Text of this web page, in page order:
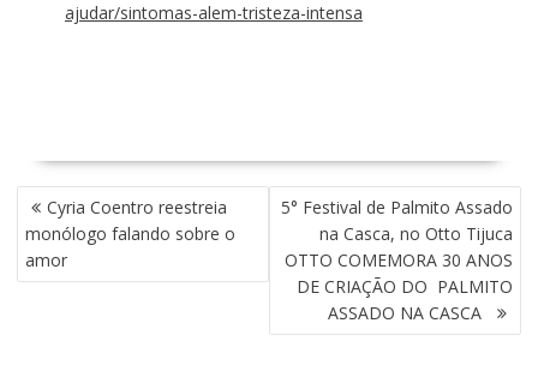
ajudar/sintomas-alem-tristeza-intensa
N
A
V
E
Cyria Coentro reestreia
monólogo falando sobre o
amor
5° Festival de Palmito Assado
na Casca, no Otto Tijuca
OTTO COMEMORA 30 ANOS
DE CRIAÇÃO DO PALMITO
ASSADO NA CASCA